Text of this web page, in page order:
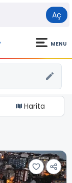
Aç
MENU
Harita